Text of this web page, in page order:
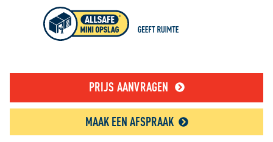
persoonlijke ervaring kunnen bieden. Voor meer
informatie over hoe wij cookies gebruiken, bekijk onze
Cookie Policy
PRIJS AANVRAGEN
MAAK EEN AFSPRAAK